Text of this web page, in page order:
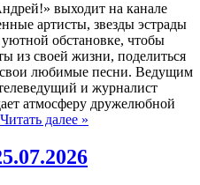
выходит на канале
артисты, звезды эстрады
обстановке, чтобы
из своей жизни, поделиться
любимые песни. Ведущим
и журналист
атмосферу дружелюбной
Читать далее »